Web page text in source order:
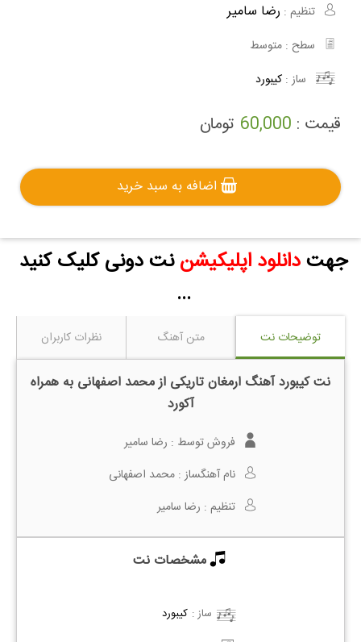
تنظیم : رضا سامیر
سطح : متوسط
ساز : کیبورد
قیمت : 60,000 تومان
اضافه به سبد خرید
جهتدانلود اپلیکیشن نت دونی کلیک کنید
...
توضیحات نت متن آهنگ نظرات کاربران
نت کیبورد آهنگ ارمغان تاریکی از محمد اصفهانی به همراه
آکورد
فروش توسط : رضا سامیر
نام آهنگساز : محمد اصفهانی
تنظیم : رضا سامیر
مشخصات نت
ساز : کیبورد